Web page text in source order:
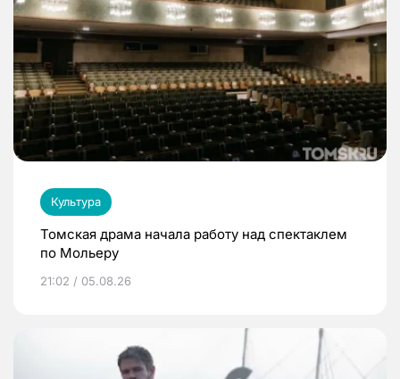
Культура
Томская драма начала работу над спектаклем
по Мольеру
21:02 / 05.08.26